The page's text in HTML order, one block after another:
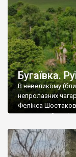
Бугаївка.
В невеликому
непролазних
Фелікса
радянський
століття тут
палацу виїхала